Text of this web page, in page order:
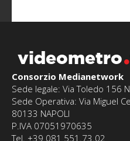
videometro
Consorzio Medianetwork
Sede legale: Via Toledo 156
Sede Operativa: Via Miguel
80133 NAPOLI
P.IVA 07051970635
Tel. +39 081 551.73.02